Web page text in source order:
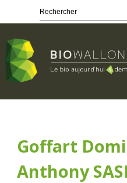
principalGoffart
Anthony